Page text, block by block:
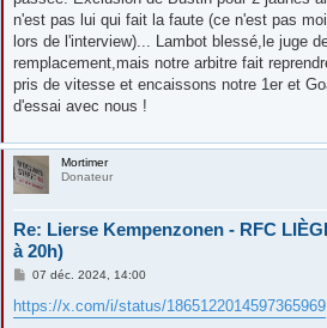
n'est pas lui qui fait la faute (ce n'est pas
lors de l'interview)... Lambot blessé,le juge
remplacement,mais notre arbitre fait
pris de vitesse et encaissons notre 1er et
d'essai avec nous !
Mortimer
Donateur
Re: Lierse Kempenzonen - RFC
à 20h)
M
s
s
07 déc. 2024, 14:00
https://x.com/i/status/1865122014597365969